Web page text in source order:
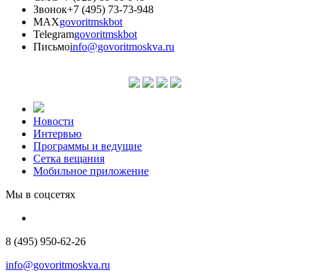
Звонок+7 (495) 73-73-948
MAXgovoritmskbot
Telegramgovoritmskbot
Письмоinfo@govoritmoskva.ru
Новости
Интервью
Программы и ведущие
Сетка вещания
Мобильное приложение
Мы в соцсетях
8 (495) 950-62-26
info@govoritmoskva.ru